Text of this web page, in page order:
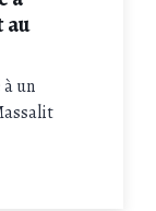
au
un
et des
êtes